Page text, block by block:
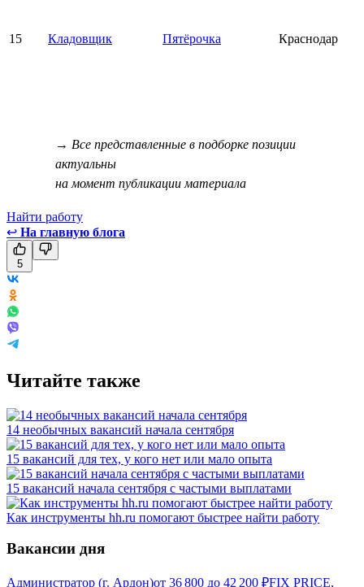
15 Кладовщик Пятёрочка Краснодар
→ Все представленные в подборке позиции
актуальны
на момент публикации материала
Найти работу
↩ На главную блога
5
Читайте также
14 необычных вакансий начала сентября
15 вакансий для тех, у кого нет или мало опыта
15 вакансий начала сентября с частыми выплатами
Как инструменты hh.ru помогают быстрее найти работу
Вакансии дня
Администратор (г. Ардон)от 36 800 до 42 200 ₽FIX PRICE,